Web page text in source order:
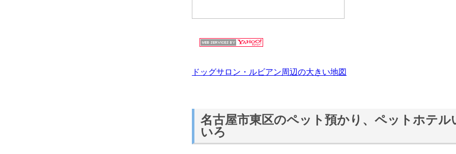
ドッグサロン・ルビアン周辺の大きい地図
名古屋市東区のペット預かり、ペットホテル
いろ